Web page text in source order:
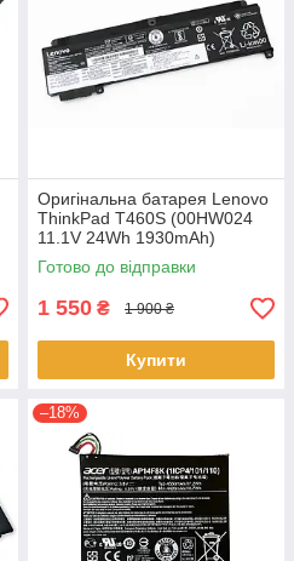
Оригінальна батарея Lenovo
ThinkPad T460S (00HW024
11.1V 24Wh 1930mAh)
Акумулятор, АКБ для
ноутбука
Готово до відправки
1 550 ₴ 1 900 ₴
Купити
–18%